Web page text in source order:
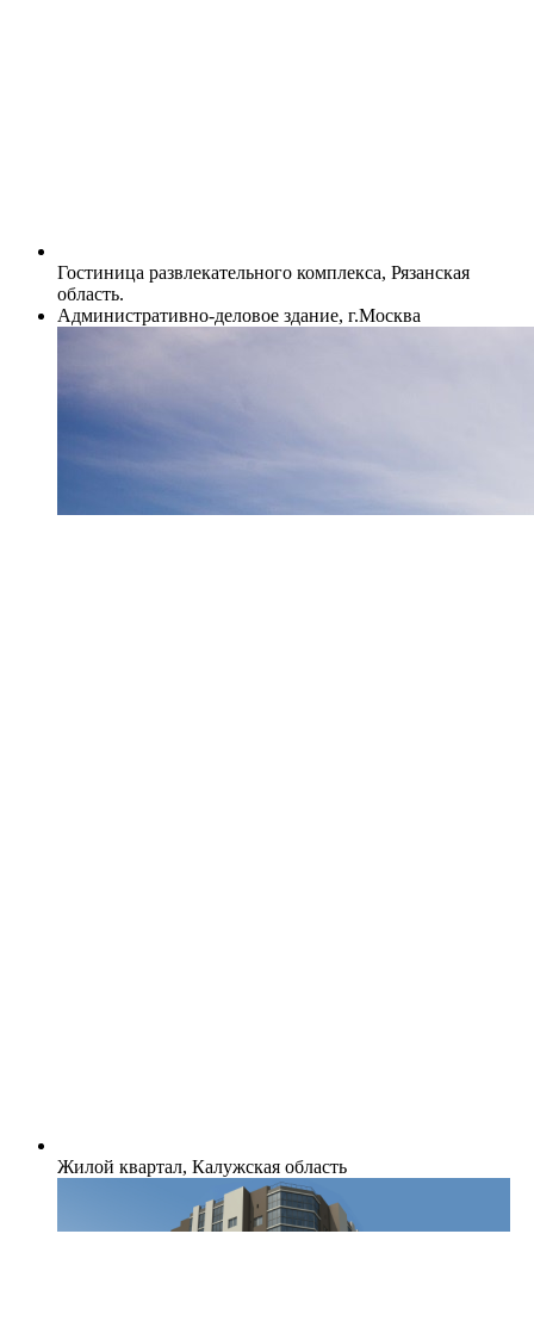
Гостиница развлекательного комплекса, Рязанская
область.
Административно-деловое здание, г.Москва
Жилой квартал, Калужская область